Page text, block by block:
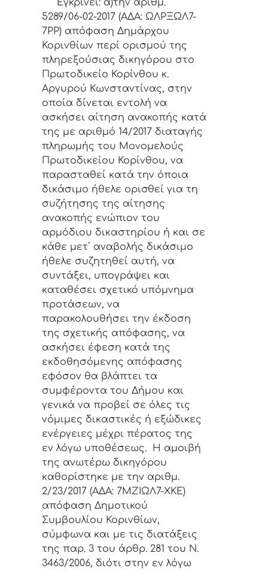
Εγκρίνει: α)την αριθμ.
5289/06-02-2017 (ΑΔΑ: ΩΛΡΞΩΛ7-
7ΡΡ) απόφαση Δημάρχου
Κορινθίων περί ορισμού της
πληρεξούσιας δικηγόρου στο
Πρωτοδικείο Κορίνθου κ.
Αργυρού Κωνσταντίνας, στην
οποία δίνεται εντολή να
ασκήσει αίτηση ανακοπής κατά
της με αριθμό 14/2017 διαταγής
πληρωμής του Μονομελούς
Πρωτοδικείου Κορίνθου, να
παρασταθεί κατά την όποια
δικάσιμο ήθελε ορισθεί για τη
συζήτησης της αίτησης
ανακοπής ενώπιον του
αρμόδιου δικαστηρίου ή και σε
κάθε μετ΄ αναβολής δικάσιμο
ήθελε συζητηθεί αυτή, να
συντάξει, υπογράψει και
καταθέσει σχετικό υπόμνημα
προτάσεων, να
παρακολουθήσει την έκδοση
της σχετικής απόφασης, να
ασκήσει έφεση κατά της
εκδοθησόμενης απόφασης
εφόσον θα βλάπτει τα
συμφέροντα του Δήμου και
γενικά να προβεί σε όλες τις
νόμιμες δικαστικές ή εξώδικες
ενέργειες μέχρι πέρατος της
εν λόγω υποθέσεως. Η αμοιβή
της ανωτέρω δικηγόρου
καθορίστηκε με την αριθμ.
2/23/2017 (ΑΔΑ: 7ΜΖΙΩΛ7-ΧΚΕ)
απόφαση Δημοτικού
Συμβουλίου Κορινθίων,
σύμφωνα και με τις διατάξεις
της παρ. 3 του άρθρ. 281 του Ν.
3463/2006, διότι στην εν λόγω